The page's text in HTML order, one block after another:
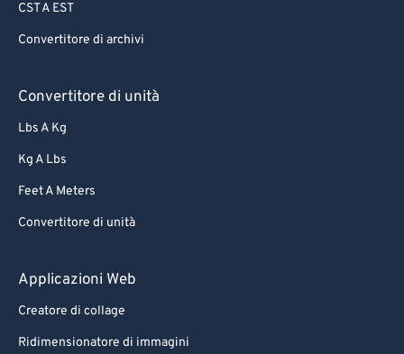
CST A EST
Convertitore di archivi
Convertitore di unità
Lbs A Kg
Kg A Lbs
Feet A Meters
Convertitore di unità
Applicazioni Web
Creatore di collage
Ridimensionatore di immagini